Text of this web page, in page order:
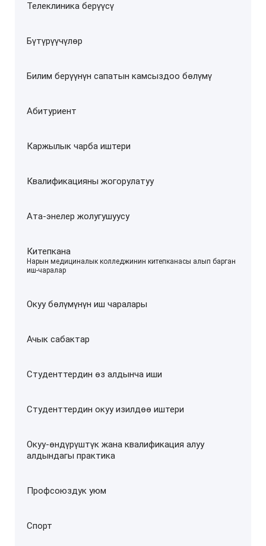
Телеклиника берүүсү
Бүтүрүүчүлөр
Билим берүүнүн сапатын камсыздоо бөлүмү
Абитуриент
Каржылык чарба иштери
Квалификацияны жогорулатуу
Ата-энелер жолугушуусу
Китепкана
–
Нарын медициналык колледжинин китепканасы алып барган
иш-чаралар
Окуу бөлүмүнүн иш чаралары
Ачык сабактар
Студенттердин өз алдынча иши
Студенттердин окуу изилдөө иштери
Окуу-өндүрүштүк жана квалификация алуу
алдындагы практика
Профсоюздук уюм
Спорт